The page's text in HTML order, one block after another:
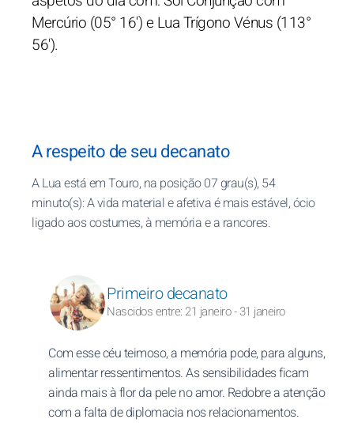
Mercúrio (05° 16') e Lua Trígono Vénus (113°
56').
A respeito de seu decanato
A Lua está em Touro, na posição 07 grau(s), 54
minuto(s): A vida material e afetiva é mais estável, ócio
ligado aos costumes, à memória e a rancores.
Primeiro decanato
Nascidos entre: 21 janeiro - 31 janeiro
Com esse céu teimoso, a memória pode, para alguns,
alimentar ressentimentos. As sensibilidades ficam
ainda mais à flor da pele no amor. Redobre a atenção
com a falta de diplomacia nos relacionamentos.